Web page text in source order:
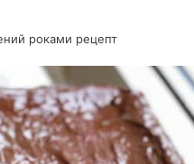
роками рецепт